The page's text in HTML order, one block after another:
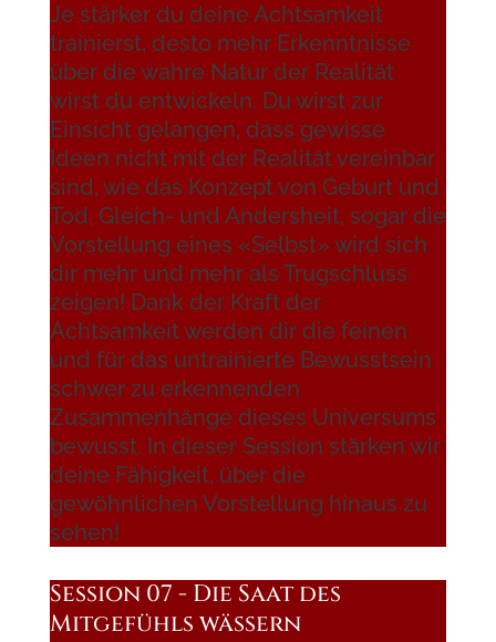
Je stärker du deine Achtsamkeit
trainierst, desto mehr Erkenntnisse
über die wahre Natur der Realität
wirst du entwickeln. Du wirst zur
Einsicht gelangen, dass gewisse
Ideen nicht mit der Realität vereinbar
sind, wie das Konzept von Geburt und
Tod, Gleich- und Andersheit, sogar die
Vorstellung eines «Selbst» wird sich
dir mehr und mehr als Trugschluss
zeigen! Dank der Kraft der
Achtsamkeit werden dir die feinen
und für das untrainierte Bewusstsein
schwer zu erkennenden
Zusammenhänge dieses Universums
bewusst. In dieser Session stärken wir
deine Fähigkeit, über die
gewöhnlichen Vorstellung hinaus zu
sehen!
Session 07 - Die Saat des
Mitgefühls wässern